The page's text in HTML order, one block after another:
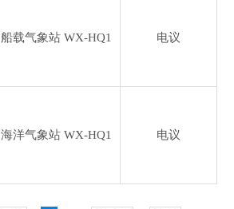
船载气象站 WX-HQ1 电议
海洋气象站 WX-HQ1 电议